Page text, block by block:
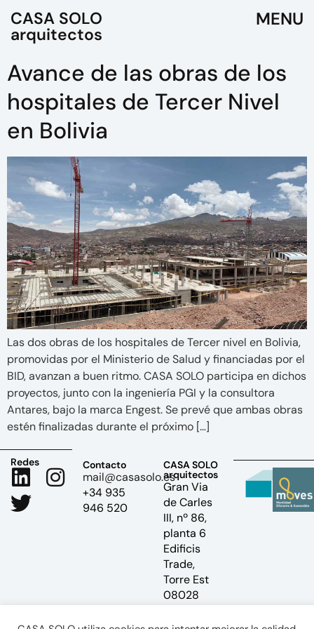
CASA SOLO
arquitectos
Avance de las obras de los
hospitales de Tercer Nivel
en Bolivia
Las dos obras de los hospitales de Tercer nivel en Bolivia,
promovidas por el Ministerio de Salud y financiadas por el
BID, avanzan a buen ritmo. CASA SOLO participa en dichos
proyectos, junto con la ingeniería PGI y la consultora
Antares, bajo la marca Engest. Se prevé que ambas obras
estén finalizadas durante el próximo […]
CASA SOLO
arquitectos
Gran Via
de Carles
III, nº 86,
planta 6
Edificis
Trade,
Torre Est
08028
Contacto
mail@casasolo.es
+34 935
946 520
Redes